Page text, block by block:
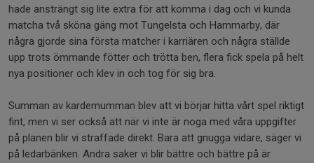
hade ansträngt sig lite extra för att komma i dag och vi kunda
matcha två sköna gäng mot Tungelsta och Hammarby, där
några gjorde sina första matcher i karriären och några ställde
upp trots ömmande fötter och trötta ben, flera fick spela på helt
nya positioner och klev in och tog för sig bra.
Summan av kardemumman blev att vi börjar hitta vårt spel riktigt
fint, men vi ser också att när vi inte är noga med våra uppgifter
på planen blir vi straffade direkt. Bara att gnugga vidare, säger vi
på ledarbänken. Andra saker vi blir bättre och bättre på är